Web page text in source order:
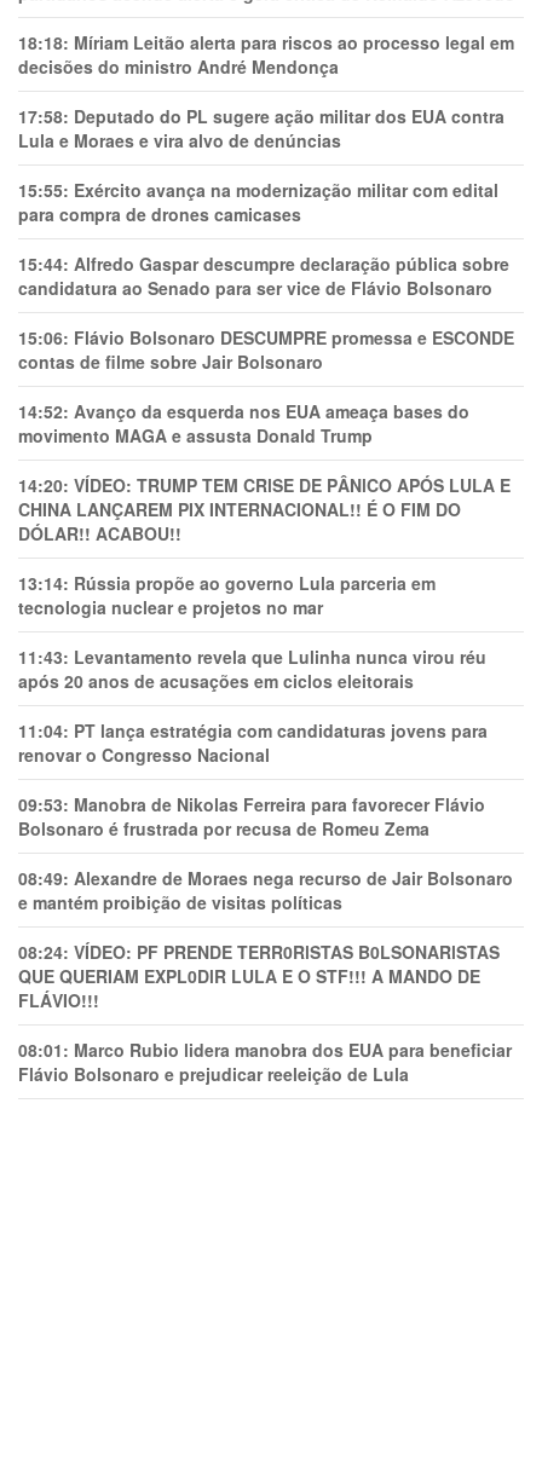
18:18: Míriam Leitão alerta para riscos ao processo legal em
decisões do ministro André Mendonça
17:58: Deputado do PL sugere ação militar dos EUA contra
Lula e Moraes e vira alvo de denúncias
15:55: Exército avança na modernização militar com edital
para compra de drones camicases
15:44: Alfredo Gaspar descumpre declaração pública sobre
candidatura ao Senado para ser vice de Flávio Bolsonaro
15:06: Flávio Bolsonaro DESCUMPRE promessa e ESCONDE
contas de filme sobre Jair Bolsonaro
14:52: Avanço da esquerda nos EUA ameaça bases do
movimento MAGA e assusta Donald Trump
14:20: VÍDEO: TRUMP TEM CRlSE DE PÂNlCO APÓS LULA E
CHINA LANÇAREM PIX INTERNACIONAL!! É O FIM DO
DÓLAR!! ACABOU!!
13:14: Rússia propõe ao governo Lula parceria em
tecnologia nuclear e projetos no mar
11:43: Levantamento revela que Lulinha nunca virou réu
após 20 anos de acusações em ciclos eleitorais
11:04: PT lança estratégia com candidaturas jovens para
renovar o Congresso Nacional
09:53: Manobra de Nikolas Ferreira para favorecer Flávio
Bolsonaro é frustrada por recusa de Romeu Zema
08:49: Alexandre de Moraes nega recurso de Jair Bolsonaro
e mantém proibição de visitas políticas
08:24: VÍDEO: PF PRENDE TERR0RlSTAS B0LSONARlSTAS
QUE QUERIAM EXPL0DlR LULA E O STF!!! A MANDO DE
FLÁVIO!!!
08:01: Marco Rubio lidera manobra dos EUA para beneficiar
Flávio Bolsonaro e prejudicar reeleição de Lula